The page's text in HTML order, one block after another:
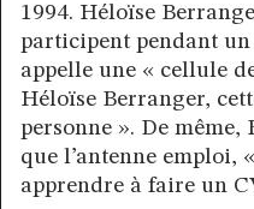
1994. Héloïse
participent pendant
appelle une « cellule
Héloïse Berranger,
personne ». De
que l’antenne emploi,
apprendre à faire un